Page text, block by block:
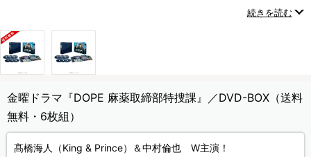
続きを読む
金曜ドラマ『DOPE 麻薬取締部特捜課』／DVD-BOX（送料
無料・6枚組）
髙橋海人（King & Prince）＆中村倫也 W主演！